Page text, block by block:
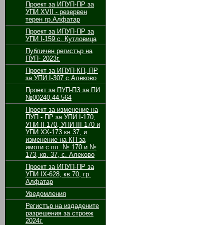
Проект за ИПУП-ПР за
УПИ XVII - резервен
терен гр.Алфатар
Проект за ИПУП-ПР за
УПИ I-159 с. Кутловица
Публичен регистър на
ПУП- 2023г.
Проект за ИПУП-КП, ПР
за УПИ I-307 с.Алеково
Проект за ПУП-ПЗ за ПИ
№00240.44.564
Проект за изменение на
ПУП - ПР за УПИ І-170,
УПИ ІІ-170, УПИ ІІІ-170 и
УПИ ХХ-173 кв.37, и
изменение на КП за
имоти с пл. № 170 и №
173, кв. 37, с. Алеково
Проект за ИПУП-ПР за
УПИ ІХ-628, кв.70, гр.
Алфатар
Уведомления
Регистър на издадените
разрешения за строеж
2024г.